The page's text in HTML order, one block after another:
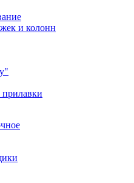
и колонн
прилавки